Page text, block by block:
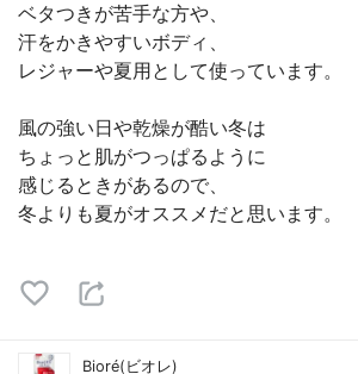
ベタつきが苦手な方や、
汗をかきやすいボディ、
レジャーや夏用として使っています。
風の強い日や乾燥が酷い冬は
ちょっと肌がつっぱるように
感じるときがあるので、
冬よりも夏がオススメだと思います。
Bioré(ビオレ)